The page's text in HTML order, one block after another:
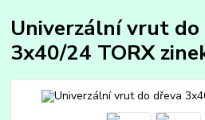
Univerzální vrut do
3x40/24 TORX